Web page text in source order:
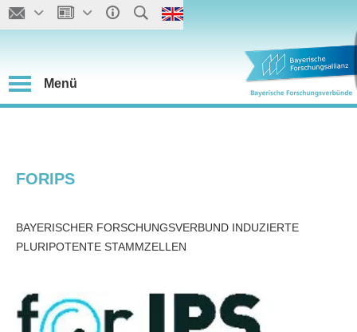
Menü
FORIPS
BAYERISCHER FORSCHUNGSVERBUND INDUZIERTE
PLURIPOTENTE STAMMZELLEN